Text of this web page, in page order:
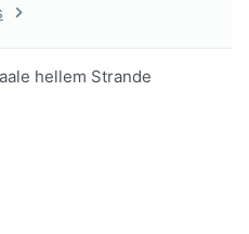
hellem Strande